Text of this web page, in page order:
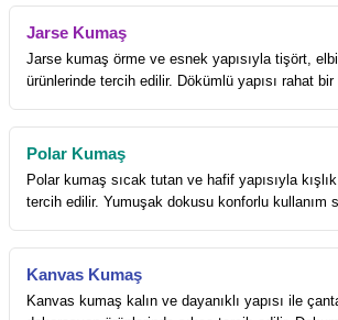
Jarse Kumaş
Jarse kumaş örme ve esnek yapısıyla tişört,
ürünlerinde tercih edilir. Dökümlü yapısı rahat bir
Polar Kumaş
Polar kumaş sıcak tutan ve hafif yapısıyla
tercih edilir. Yumuşak dokusu konforlu kullanım
Kanvas Kumaş
Kanvas kumaş kalın ve dayanıklı yapısı ile